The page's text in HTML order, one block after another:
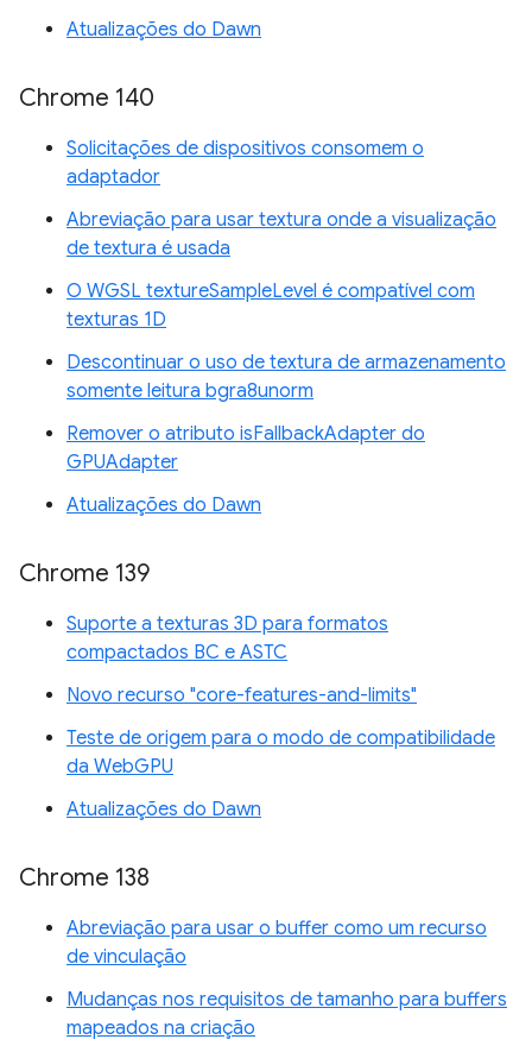
Atualizações do Dawn
Chrome 140
Solicitações de dispositivos consomem o
adaptador
Abreviação para usar textura onde a visualização
de textura é usada
O WGSL textureSampleLevel é compatível com
texturas 1D
Descontinuar o uso de textura de armazenamento
somente leitura bgra8unorm
Remover o atributo isFallbackAdapter do
GPUAdapter
Atualizações do Dawn
Chrome 139
Suporte a texturas 3D para formatos
compactados BC e ASTC
Novo recurso "core-features-and-limits"
Teste de origem para o modo de compatibilidade
da WebGPU
Atualizações do Dawn
Chrome 138
Abreviação para usar o buffer como um recurso
de vinculação
Mudanças nos requisitos de tamanho para buffers
mapeados na criação